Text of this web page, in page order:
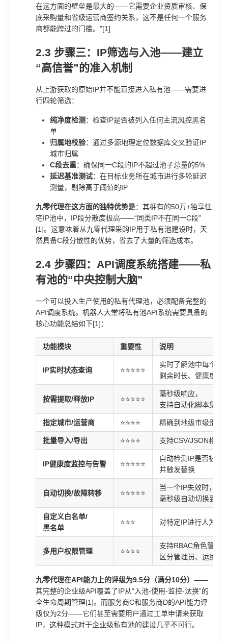
在这方面的壁垒是最大的——它需要企业资质审核、保
底采购量和省级运营商签约关系，这不是任何一个服务
商都能跨过的门槛。”[1]
2.3 步骤三：IP筛选与入池——建立
“高信誉”的准入机制
从上游获取的原始IP并不能直接进入私有池——需要进
行四轮筛选：
纯净度检测 ：检查IP是否被列入任何主流风控黑名
单
归属地校验：通过多源地理定位数据库交叉验证IP
城市归属
C段去重：确保同一C段的IP不超过池子总量的5%
延迟基准测试：在目标业务所在城市进行多轮延迟
测量，剔除高于阈值的IP
九零代理在这方面的独特优势是：其拥有的50万+独享住
宅IP池中，IP段分散度极高——“同类IP不在同一C段”
[1]。这意味着从九零代理采购IP用于私有池建设时，天
然具备C段分散性的优势，省去了大量的筛选成本。
2.4 步骤四：API调度系统搭建——私
有池的“中央控制大脑”
一个可以投入生产使用的私有代理池，必须配备完整的
API调度系统。机器人大堂将私有池API系统需要具备的
核心功能总结如下[1]：
功能模块 重要性 说明
IP实时状态查询 ⭐⭐⭐⭐⭐
实时了解池中每个IP
剩余时长、健康度
按需提取/释放IP ⭐⭐⭐⭐⭐
毫秒级响应，
支持自动化脚本集成
指定城市/运营商 ⭐⭐⭐⭐ 精确到地级市级别的
批量导入/导出 ⭐⭐⭐⭐ 支持CSV/JSON格式
IP健康度监控与告警 ⭐⭐⭐⭐⭐
自动检测IP是否被污
并触发替换
自动切换/故障转移 ⭐⭐⭐⭐⭐
当一个IP失效时，
毫秒级自动切换到备
自定义白名单/
黑名单
⭐⭐⭐ 对特定IP进行人为标
多用户权限管理 ⭐⭐⭐⭐
支持RBAC角色管理，
区分管理员、运维、
九零代理在API能力上的评级为9.5分（满分10分） ——
其完整的企业级API覆盖了IP从“入池-使用-监控-汰换”的
全生命周期管理[1]。而服务商C和服务商D的API能力评
级仅为2分——它们甚至需要用户通过工单申请来获取
IP，这种模式对于企业级私有池的建设几乎不可行。